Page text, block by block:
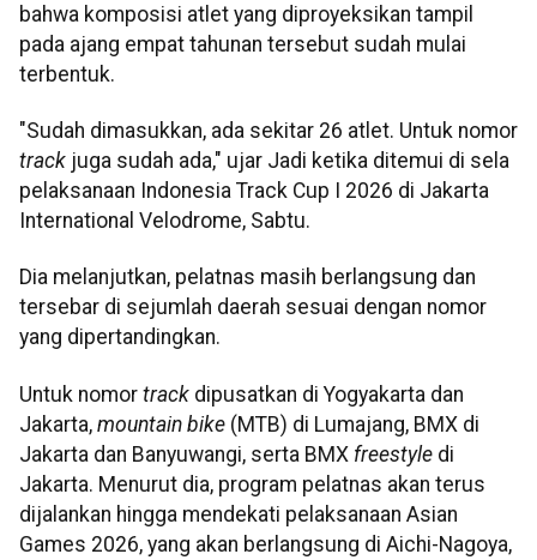
bahwa komposisi atlet yang diproyeksikan tampil
pada ajang empat tahunan tersebut sudah mulai
terbentuk.
"Sudah dimasukkan, ada sekitar 26 atlet. Untuk nomor
track juga sudah ada," ujar Jadi ketika ditemui di sela
pelaksanaan Indonesia Track Cup I 2026 di Jakarta
International Velodrome, Sabtu.
Dia melanjutkan, pelatnas masih berlangsung dan
tersebar di sejumlah daerah sesuai dengan nomor
yang dipertandingkan.
Untuk nomor track dipusatkan di Yogyakarta dan
Jakarta, mountain bike (MTB) di Lumajang, BMX di
Jakarta dan Banyuwangi, serta BMX freestyle di
Jakarta. Menurut dia, program pelatnas akan terus
dijalankan hingga mendekati pelaksanaan Asian
Games 2026, yang akan berlangsung di Aichi-Nagoya,